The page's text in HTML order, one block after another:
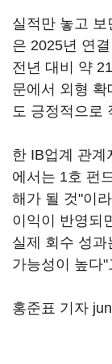
실적만 놓고
은 2025년 연
전년 대비 약
문에서 외형 확
도 긍정적으로
한 IB업계 관계
에서는 1호 펀
해가 될 것"이
이익이 반영되
실제 회수 성과
가능성이 높다"
홍준표 기자